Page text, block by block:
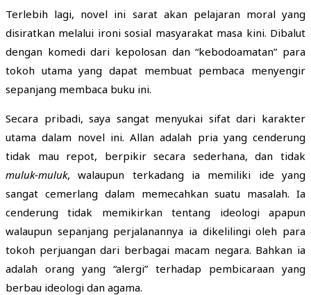
Terlebih lagi, novel ini sarat akan pelajaran moral yang
disiratkan melalui ironi sosial masyarakat masa kini. Dibalut
dengan komedi dari kepolosan dan “kebodoamatan” para
tokoh utama yang dapat membuat pembaca menyengir
sepanjang membaca buku ini.
Secara pribadi, saya sangat menyukai sifat dari karakter
utama dalam novel ini. Allan adalah pria yang cenderung
tidak mau repot, berpikir secara sederhana, dan tidak
muluk-muluk, walaupun terkadang ia memiliki ide yang
sangat cemerlang dalam memecahkan suatu masalah. Ia
cenderung tidak memikirkan tentang ideologi apapun
walaupun sepanjang perjalanannya ia dikelilingi oleh para
tokoh perjuangan dari berbagai macam negara. Bahkan ia
adalah orang yang “alergi” terhadap pembicaraan yang
berbau ideologi dan agama.